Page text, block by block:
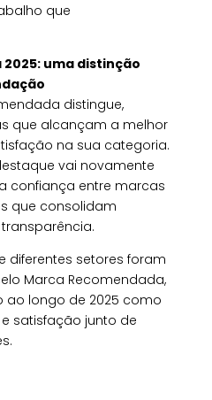
que
uma distinção
distingue,
que alcançam a melhor
na sua categoria.
vai novamente
confiança entre marcas
que consolidam
diferentes setores foram
Marca Recomendada,
ao longo de 2025 como
satisfação junto de